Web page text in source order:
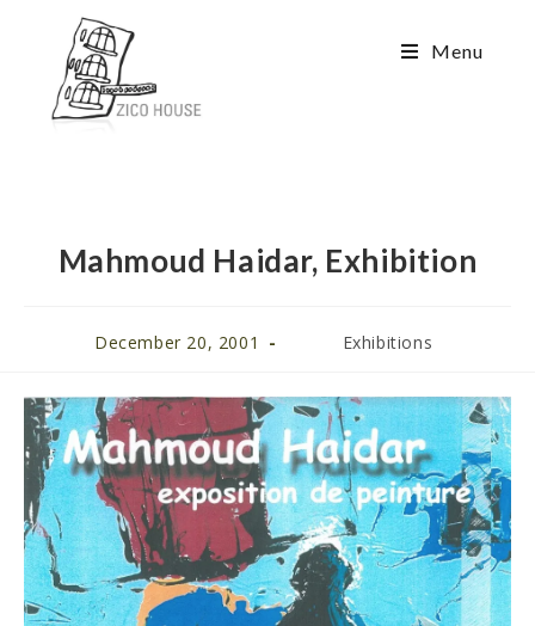
Menu
Mahmoud Haidar, Exhibition
December 20, 2001 Exhibitions